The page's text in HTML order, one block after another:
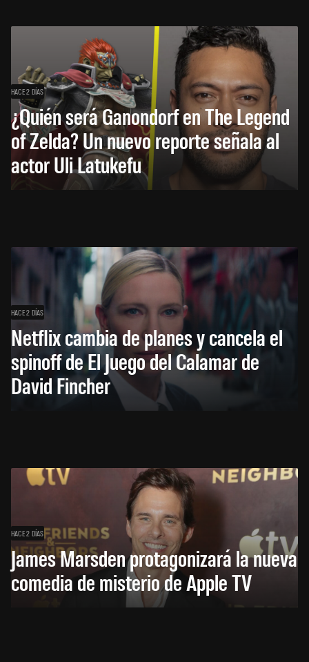
HACE 2 DÍAS
¿Quién será Ganondorf en The Legend
of Zelda? Un nuevo reporte señala al
actor Uli Latukefu
HACE 2 DÍAS
Netflix cambia de planes y cancela el
spinoff de El Juego del Calamar de
David Fincher
HACE 2 DÍAS
James Marsden protagonizará la nueva
comedia de misterio de Apple TV